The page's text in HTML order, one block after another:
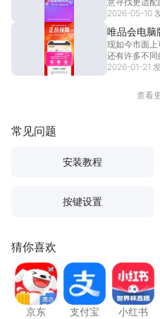
适的浏览体验
想要高效完
到合适的唯品
的使用感受 [
2026-05-10
唯品会电脑
荐
现如今市面上
还有许多不同
唯品会电脑版
下文所带来
起来接着往 [
2026-01-21
查看
常见问题
安装教程
按键设置
猜你喜欢
京东
京东
支付宝
支付宝
小红
小红书